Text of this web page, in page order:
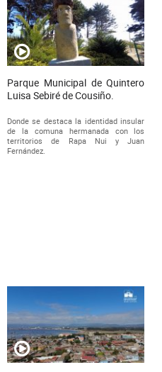
Parque Municipal de Quintero
Luisa Sebiré de Cousiño.
Donde se destaca la identidad insular
de la comuna hermanada con los
territorios de Rapa Nui y Juan
Fernández.